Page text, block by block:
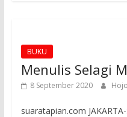
BUKU
Menulis Selagi
8 September 2020
suaratapian.com